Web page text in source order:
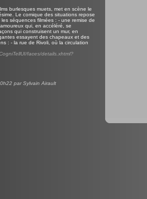
burlesques muets, met en scène le
Le comique des situations repose
séquences filmées : - une remise de
qui, en accéléré, se
qui construisent un mur, en
essayent des chapeaux et des
: - la rue de Rivoli, où la circulation
faces/details.xhtml?
par Sylvain Airault